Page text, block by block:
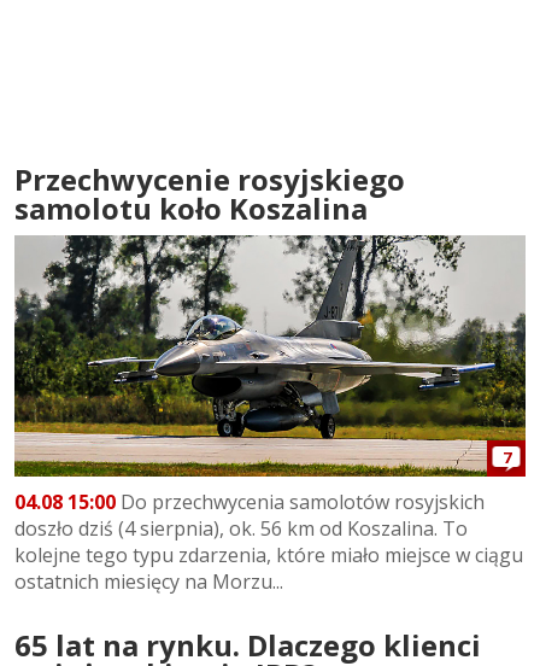
Przechwycenie rosyjskiego
samolotu koło Koszalina
7
04.08 15:00 Do przechwycenia samolotów rosyjskich
doszło dziś (4 sierpnia), ok. 56 km od Koszalina. To
kolejne tego typu zdarzenia, które miało miejsce w ciągu
ostatnich miesięcy na Morzu...
65 lat na rynku. Dlaczego klienci